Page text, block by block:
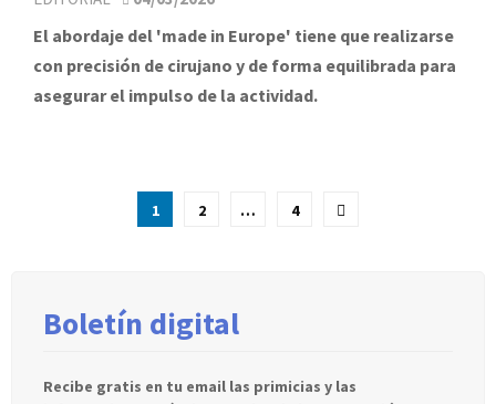
El abordaje del 'made in Europe' tiene que realizarse
con precisión de cirujano y de forma equilibrada para
asegurar el impulso de la actividad.
Paginación
1 2 … 4
Boletín digital
Recibe gratis en tu email las primicias y las